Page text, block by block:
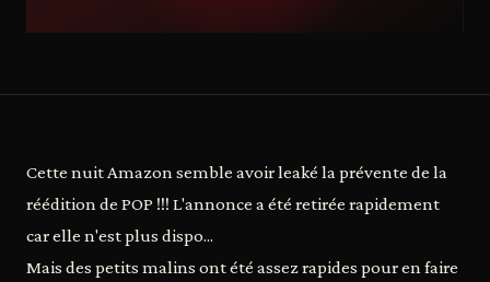
Cette nuit Amazon semble avoir leaké la prévente de la
réédition de POP !!! L'annonce a été retirée rapidement
car elle n'est plus dispo...
Mais des petits malins ont été assez rapides pour en faire